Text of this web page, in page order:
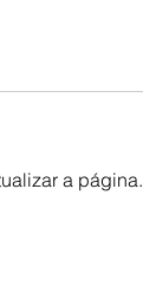
a página.